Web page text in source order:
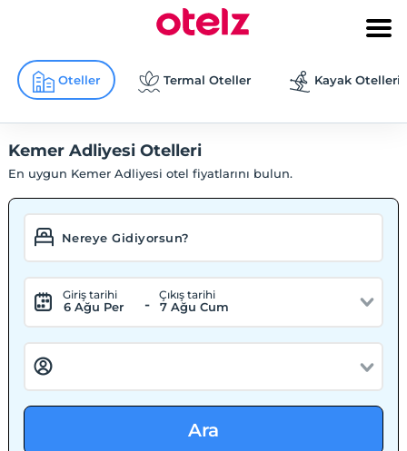
Oteller Termal Oteller Kayak Otelleri
Kemer Adliyesi Otelleri
En uygun Kemer Adliyesi otel fiyatlarını bulun.
Giriş tarihi
6 Ağu Per -
Çıkış tarihi
7 Ağu Cum
Ara